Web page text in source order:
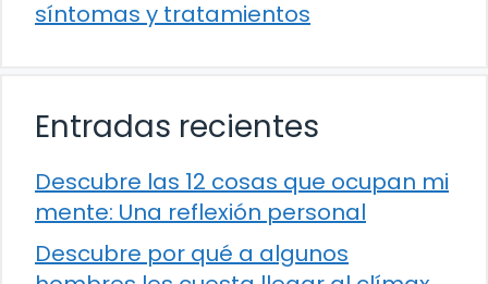
síntomas y tratamientos
Entradas recientes
Descubre las 12 cosas que ocupan mi
mente: Una reflexión personal
Descubre por qué a algunos